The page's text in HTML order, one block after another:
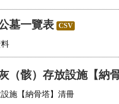
墓一覽表 CSV
（骸）存放設施【納
施【納骨塔】清冊